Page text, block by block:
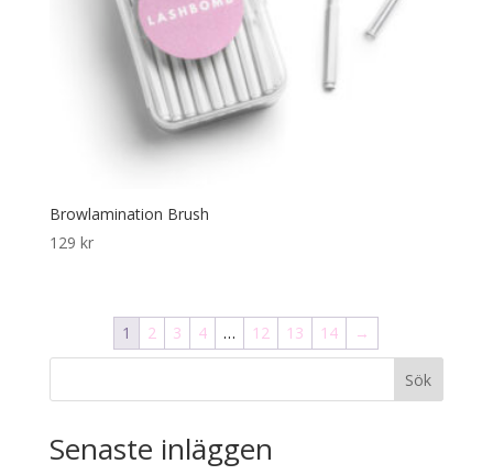
Browlamination Brush
129 kr
1 2 3 4 … 12 13 14 →
Sök
Senaste inläggen